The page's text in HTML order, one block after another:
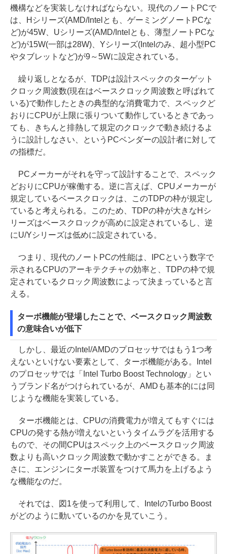
機構などを実装しなければならない。現代のノートPCで
は、Hシリーズ(AMD/Intelとも、ゲーミングノートPCな
ど)が45W、Uシリーズ(AMD/Intelとも、薄型ノートPCな
ど)が15W(一部は28W)、Yシリーズ(Intelのみ、超小型PC
やタブレットなど)が9～5Wに設定されている。
繰り返しとなるが、TDPは設計スペックのターゲット
クロック周波数(現在はベースクロック周波数と呼ばれて
いる)で動作したときの典型的な消費電力で、スペックど
おりにCPUが上限に張りついて動作しているときであっ
ても、きちんと排熱して規定のクロックで動き続けるよ
うに設計しなさい、というPCベンダーの設計者に対して
の指標だ。
PCメーカーがそれを守って設計することで、スペック
どおりにCPUが稼働する。逆に言えば、CPUメーカーが
規定しているベースクロックは、このTDPの枠が規定し
ていると考えられる。このため、TDPの枠が大きなHシ
リーズはベースクロックが高めに設定されているし、逆
にU/Yシリーズは低めに設定されている。
つまり、現代のノートPCの性能は、IPCという数字で
示されるCPUのアーキテクチャの効率と、TDPの枠で規
定されているクロック周波数によって決まっていると言
える。
ターボ機能が登場したことで、ベースクロック周波数
の意味合いが低下
しかし、最近のIntel/AMDのプロセッサではもう1つ考
えないといけない要素として、ターボ機能がある。Intel
のプロセッサでは「Intel Turbo Boost Technology」とい
うブランド名がつけられているが、AMDも基本的には同
じような機能を実装している。
ターボ機能とは、CPUの消費電力が増えてもすぐには
CPUの発する熱が増えないというタイムラグを活用する
もので、その間CPUはスペック上のベースクロック周波
数よりも高いクロック周波数で動かすことができる。ま
さに、エンジンにターボ装置をつけて馬力を上げるよう
な機能なのだ。
それでは、図1を使って利用して、IntelのTurbo Boost
がどのように動いているのかを見ていこう。